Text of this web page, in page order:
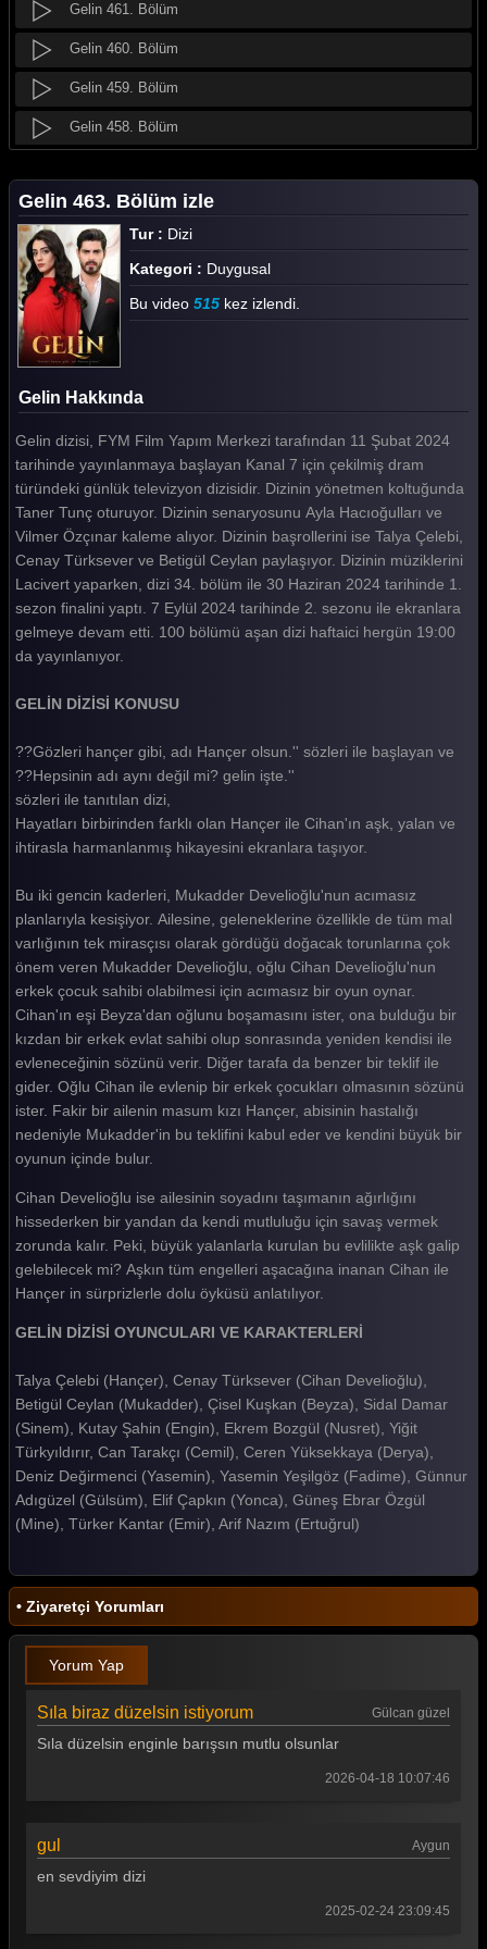
Gelin 461. Bölüm
Gelin 460. Bölüm
Gelin 459. Bölüm
Gelin 458. Bölüm
Gelin 456. Bölüm
Gelin 455. Bölüm
Gelin 454. Bölüm
Gelin 453. Bölüm
Gelin 452. Bölüm
Gelin 451. Bölüm
Gelin 450. Bölüm
Gelin 449. Bölüm
Gelin 448. Bölüm
Gelin 447. Bölüm
Gelin 446. Bölüm
Gelin 445. Bölüm
Gelin 443. Bölüm
Gelin 442. Bölüm
Gelin 441. Bölüm
Gelin 440. Bölüm
Gelin 438. Bölüm
Gelin 437. Bölüm
Gelin 436. Bölüm
Gelin 435. Bölüm
Gelin 434. Bölüm
Gelin 433. Bölüm
Gelin 432. Bölüm
Gelin 430. Bölüm
Gelin 429. Bölüm
Gelin 428. Bölüm
Gelin 427. Bölüm
Gelin 426. Bölüm
Gelin 425. Bölüm
Gelin 424. Bölüm
Gelin 423. Bölüm
Gelin 422. Bölüm
Gelin 421. Bölüm
Gelin 420. Bölüm
Gelin 413. Bölüm
Gelin 463. Bölüm izle
Tur : Dizi
Kategori : Duygusal
Bu video 515 kez izlendi.
Gelin Hakkında
Gelin dizisi, FYM Film Yapım Merkezi tarafından 11 Şubat 2024
tarihinde yayınlanmaya başlayan Kanal 7 için çekilmiş dram
türündeki günlük televizyon dizisidir. Dizinin yönetmen koltuğunda
Taner Tunç oturuyor. Dizinin senaryosunu Ayla Hacıoğulları ve
Vilmer Özçınar kaleme alıyor. Dizinin başrollerini ise Talya Çelebi,
Cenay Türksever ve Betigül Ceylan paylaşıyor. Dizinin müziklerini
Lacivert yaparken, dizi 34. bölüm ile 30 Haziran 2024 tarihinde 1.
sezon finalini yaptı. 7 Eylül 2024 tarihinde 2. sezonu ile ekranlara
gelmeye devam etti. 100 bölümü aşan dizi haftaici hergün 19:00
da yayınlanıyor.
GELİN DİZİSİ KONUSU
??Gözleri hançer gibi, adı Hançer olsun.'' sözleri ile başlayan ve
??Hepsinin adı aynı değil mi? gelin işte.''
sözleri ile tanıtılan dizi,
Hayatları birbirinden farklı olan Hançer ile Cihan'ın aşk, yalan ve
ihtirasla harmanlanmış hikayesini ekranlara taşıyor.
Bu iki gencin kaderleri, Mukadder Develioğlu'nun acımasız
planlarıyla kesişiyor. Ailesine, geleneklerine özellikle de tüm mal
varlığının tek mirasçısı olarak gördüğü doğacak torunlarına çok
önem veren Mukadder Develioğlu, oğlu Cihan Develioğlu'nun
erkek çocuk sahibi olabilmesi için acımasız bir oyun oynar.
Cihan'ın eşi Beyza'dan oğlunu boşamasını ister, ona bulduğu bir
kızdan bir erkek evlat sahibi olup sonrasında yeniden kendisi ile
evleneceğinin sözünü verir. Diğer tarafa da benzer bir teklif ile
gider. Oğlu Cihan ile evlenip bir erkek çocukları olmasının sözünü
ister. Fakir bir ailenin masum kızı Hançer, abisinin hastalığı
nedeniyle Mukadder'in bu teklifini kabul eder ve kendini büyük bir
oyunun içinde bulur.
Cihan Develioğlu ise ailesinin soyadını taşımanın ağırlığını
hissederken bir yandan da kendi mutluluğu için savaş vermek
zorunda kalır. Peki, büyük yalanlarla kurulan bu evlilikte aşk galip
gelebilecek mi? Aşkın tüm engelleri aşacağına inanan Cihan ile
Hançer in sürprizlerle dolu öyküsü anlatılıyor.
GELİN DİZİSİ OYUNCULARI VE KARAKTERLERİ
Talya Çelebi (Hançer), Cenay Türksever (Cihan Develioğlu),
Betigül Ceylan (Mukadder), Çisel Kuşkan (Beyza), Sidal Damar
(Sinem), Kutay Şahin (Engin), Ekrem Bozgül (Nusret), Yiğit
Türkyıldırır, Can Tarakçı (Cemil), Ceren Yüksekkaya (Derya),
Deniz Değirmenci (Yasemin), Yasemin Yeşilgöz (Fadime), Günnur
Adıgüzel (Gülsüm), Elif Çapkın (Yonca), Güneş Ebrar Özgül
(Mine), Türker Kantar (Emir), Arif Nazım (Ertuğrul)
• Ziyaretçi Yorumları
Yorum Yap
Sıla biraz düzelsin istiyorum Gülcan güzel
Sıla düzelsin enginle barışsın mutlu olsunlar
2026-04-18 10:07:46
gul Aygun
en sevdiyim dizi
2025-02-24 23:09:45